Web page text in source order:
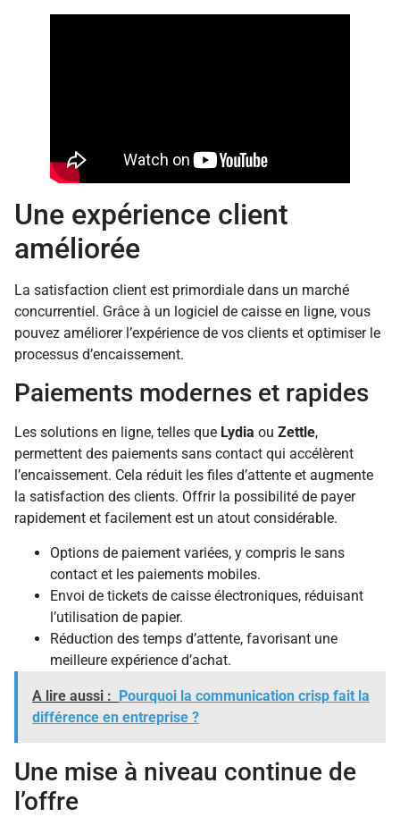
Une expérience client
améliorée
La satisfaction client est primordiale dans un marché
concurrentiel. Grâce à un logiciel de caisse en ligne, vous
pouvez améliorer l’expérience de vos clients et optimiser le
processus d’encaissement.
Paiements modernes et rapides
Les solutions en ligne, telles que Lydia ou Zettle,
permettent des paiements sans contact qui accélèrent
l’encaissement. Cela réduit les files d’attente et augmente
la satisfaction des clients. Offrir la possibilité de payer
rapidement et facilement est un atout considérable.
Options de paiement variées, y compris le sans
contact et les paiements mobiles.
Envoi de tickets de caisse électroniques, réduisant
l’utilisation de papier.
Réduction des temps d’attente, favorisant une
meilleure expérience d’achat.
A lire aussi : Pourquoi la communication crisp fait la
différence en entreprise ?
Une mise à niveau continue de
l’offre